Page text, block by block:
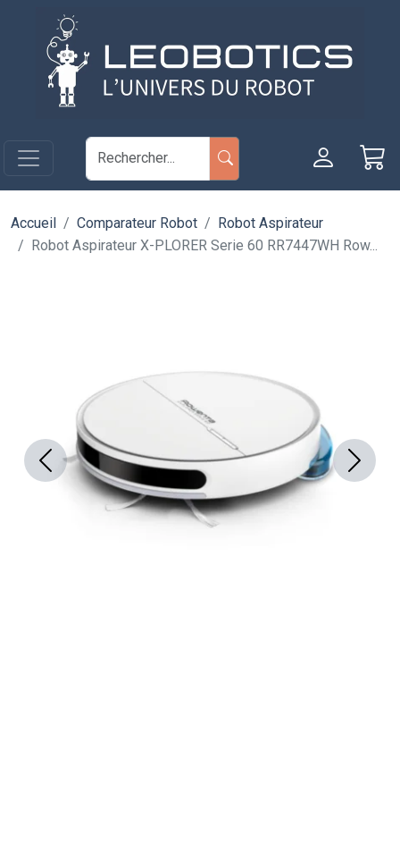
Aller au contenu principal
Accueil Comparateur Robot
Robot Aspirateur
Robot Aspirateur X-PLORER Serie 60 RR7447WH Row...
Previous Next
Panneau de gestion des cookies